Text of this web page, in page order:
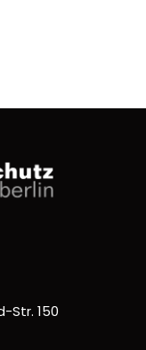
Str. 150